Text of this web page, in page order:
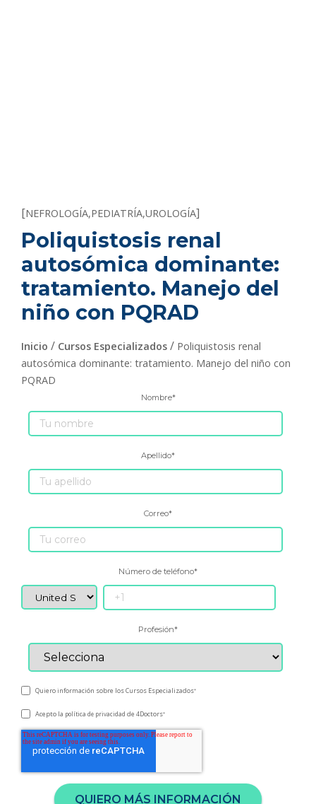
[NEFROLOGÍA,PEDIATRÍA,UROLOGÍA]
Poliquistosis renal
autosómica dominante:
tratamiento. Manejo del
niño con PQRAD
Inicio / Cursos Especializados / Poliquistosis renal
autosómica dominante: tratamiento. Manejo del niño con
PQRAD
Nombre*
Apellido*
Correo*
Número de teléfono*
Profesión*
Quiero información sobre los Cursos Especializados*
Acepto la política de privacidad de 4Doctors*